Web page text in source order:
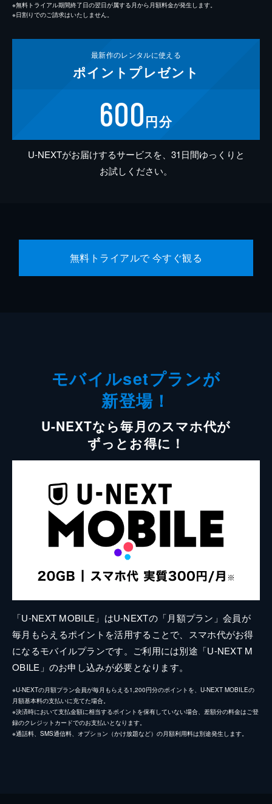
※無料トライアル期間終了日の翌日が属する月から月額料金が発生します。
※日割りでのご請求はいたしません。
最新作のレンタルに使える
ポイント プレゼント
600円分
U-NEXTがお届けするサービスを、31日間ゆっくりと
お試しください。
無料トライアルで 今すぐ観る
モバイルsetプランが
新登場！
U-NEXTなら毎月のスマホ代が
ずっとお得に！
「U-NEXT MOBILE」はU-NEXTの「月額プラン」会員が
毎月もらえるポイントを活用することで、スマホ代がお得
になるモバイルプランです。ご利用には別途「U-NEXT M
OBILE」のお申し込みが必要となります。
※U-NEXTの月額プラン会員が毎月もらえる1,200円分のポイントを、U-NEXT MOBILEの
月額基本料の支払いに充てた場合。
※決済時において支払金額に相当するポイントを保有していない場合、差額分の料金はご登
録のクレジットカードでのお支払いとなります。
※通話料、SMS通信料、オプション（かけ放題など）の月額利用料は別途発生します。